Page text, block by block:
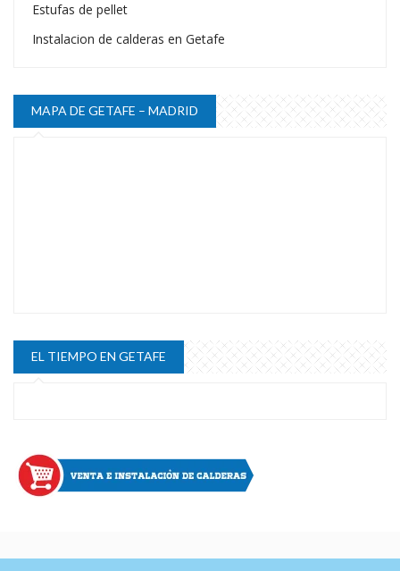
Estufas de pellet
Instalacion de calderas en Getafe
MAPA DE GETAFE – MADRID
EL TIEMPO EN GETAFE